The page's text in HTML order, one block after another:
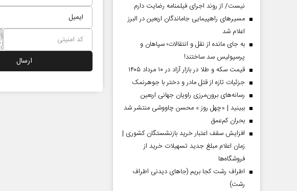
نیست/ از روند اجرای فیلمنامه رضایت دارم
مسیر‌های راهپیمایی جاماندگان اربعین در البرز
اعلام شد
به جای مانده از نقل و انتقالات؛ سپاهان و
پرسپولیس سد ساختند!
قیمت سکه و طلا در بازار آزاد در ۱۰ مرداد ۱۴۰۵
جزئیات تازه از قتل مادر و دختر با جوهرنمک
رسانه‌های برون‌مرزی راویان جهانی اربعین
ببینید | «چهل روز » محسن چاووشی منتشر شد
بحران کم‌عمق
افزایش سقف اعتبار خرید بازنشستگان کشوری |
زمان اعلام مبلغ جدید تسهیلات خرید از
فروشگاه‌ها
اطراف رشت کجا بریم (جاهای دیدنی اطراف
رشت)